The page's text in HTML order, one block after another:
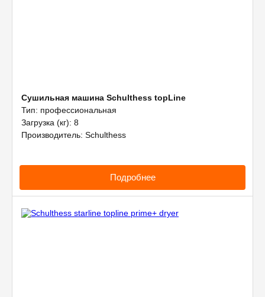
Сушильная машина Schulthess topLine
Тип: профессиональная
Загрузка (кг): 8
Производитель: Schulthess
Подробнее